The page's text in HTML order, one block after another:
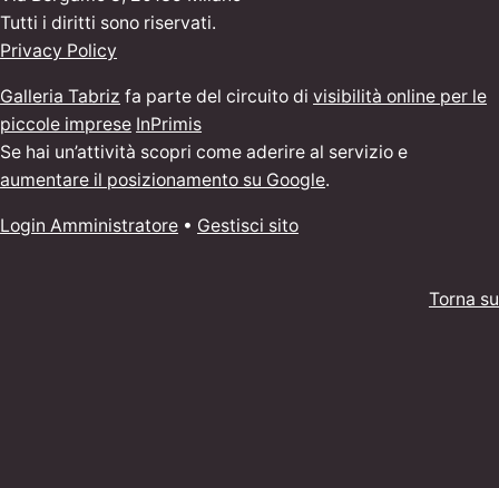
Tutti i diritti sono riservati.
Privacy Policy
Galleria Tabriz fa parte del circuito divisibilità online per le
piccole imprese InPrimis
Se hai un’attività scopri come aderire al servizio e
aumentare il posizionamento su Google.
Login Amministratore • Gestisci sito
Torna su